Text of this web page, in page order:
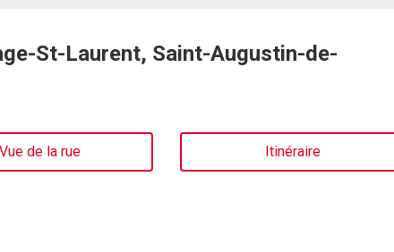
St-Laurent, Saint-Augustin-de-
Vue de la rue Itinéraire